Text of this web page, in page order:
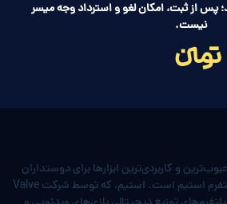
از ثبت، امکان لغو و استرداد وجه میسر
نیست.
و کاربردی‌ترین ابزارها برای دوستداران
بازی‌های رایانه‌ای و کاربران پلتفرم استیم است. استیم، که توسط شرکت Valve